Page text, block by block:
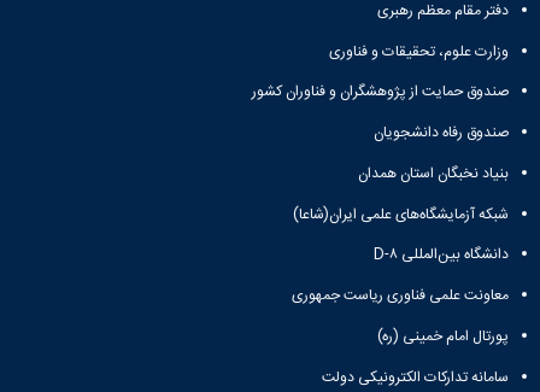
معاونت
تحصیلات
تکمیلی
کمیته
هیات
ممیزی
کمیته
ترفیع
شورای
فرهنگی
دانشکده
آئین
نامه
ها
سمینارها
و
نامه
ها
آیین‌نامه‌های
معاونت
آموزشی
گروه
صنایع
کامپیوتر
نشریات
پژوهش
های
صنایع
در
تولید
Journal
of
Stress
مهندسی
مکانیک
مهندسی
کامپیوتر
دفتر مقام معظم رهبری
وزارت علوم، تحقیقات و فناوری
صندوق حمایت از پژوهشگران و فناوران کشور
صندوق رفاه دانشجویان
بنیاد نخبگان استان همدان
شبکه آزمایشگاه‌های علمی ایران(شاعا)
دانشگاه بین‌المللی D-۸
معاونت علمی فناوری ریاست جمهوری
پورتال امام خمینی (ره)
سامانه تدارکات الکترونیکی دولت